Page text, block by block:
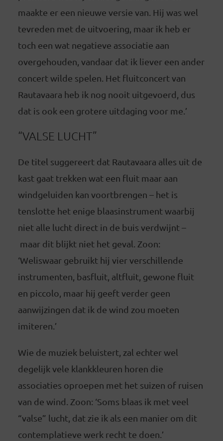
maakte er een nieuwe versie van. Hij was wel
tevreden met de uitvoering, maar ik heb er
toch een wat negatieve associatie aan
overgehouden, vandaar dat ik liever een ander
concert wilde spelen. Het fluitconcert van
Rautavaara heb ik nog nooit uitgevoerd, dus
dat is ook een grotere uitdaging voor me.’
“VALSE LUCHT”
De titel suggereert dat Rautavaara alles uit de
kast gaat trekken wat een fluit maar aan
windgeluiden kan voortbrengen – het is
tenslotte het enige blaasinstrument waarbij
niet alle lucht direct in de buis verdwijnt –
maar dit blijkt niet het geval. Zoon:
‘Weliswaar gebruikt hij vier verschillende
instrumenten, basfluit, altfluit, gewone fluit
en piccolo, maar hij geeft verder geen
aanwijzingen dat ik de wind zou moeten
imiteren.’
Wie de muziek beluistert, zal echter wel
degelijk vele klankkleuren horen die
associaties oproepen met het suizen of ruisen
van de wind. Zoon: ‘Soms blaas ik met veel
“valse” lucht, dat zie ik als een manier om dit
contemplatieve werk recht te doen.’